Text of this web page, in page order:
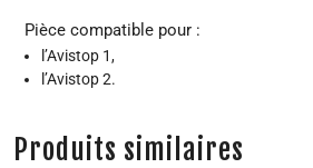
Pièce compatible pour :
l’Avistop 1,
l’Avistop 2.
Produits similaires